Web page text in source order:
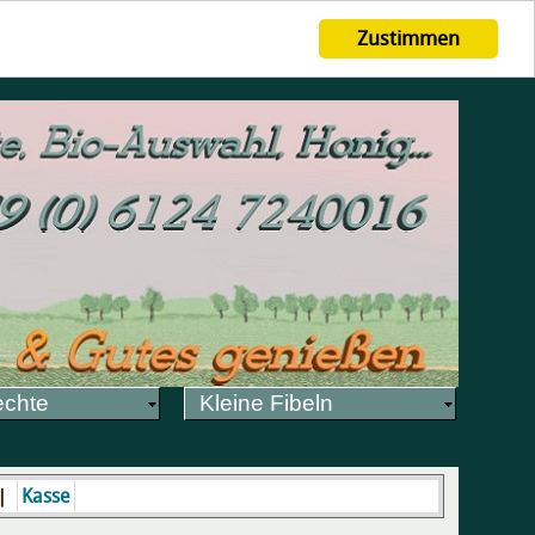
Zustimmen
Kleine Fibeln
Kasse